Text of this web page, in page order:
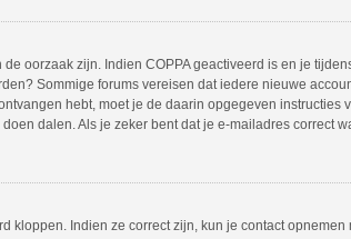
oorzaak zijn. Indien COPPA geactiveerd is en je
Sommige forums vereisen dat iedere nieuwe
hebt, moet je de daarin opgegeven instructies
dalen. Als je zeker bent dat je e-mailadres correct
Indien ze correct zijn, kun je contact